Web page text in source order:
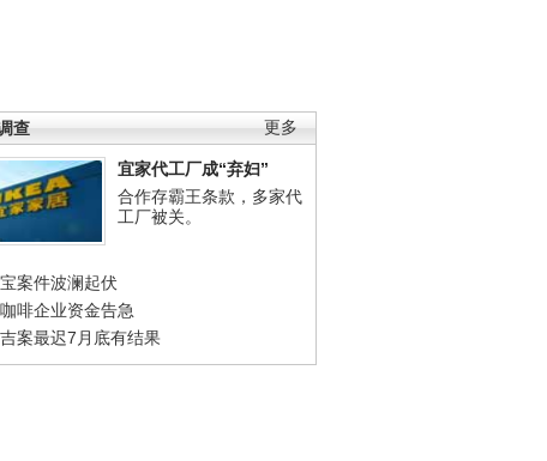
更多
查
宜家代工厂成“弃妇”
合作存霸王条款，多家代
工厂被关。
案件波澜起伏
啡企业资金告急
案最迟7月底有结果